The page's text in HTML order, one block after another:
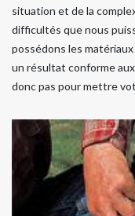
situation et de la
difficultés que nous
possédons les
un résultat conforme
donc pas pour mettre